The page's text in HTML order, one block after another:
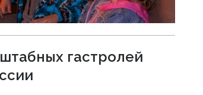
гастролей